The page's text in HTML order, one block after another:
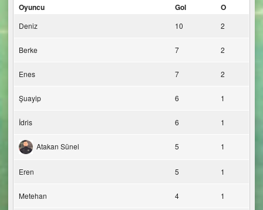
Oyuncu
Gol O
Deniz 10 2
Berke 7 2
Enes 7 2
Şuayip 6 1
İdris 6 1
Atakan Sünel 5 1
Eren 5 1
Metehan 4 1